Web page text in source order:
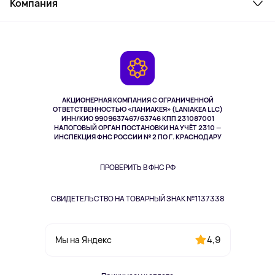
АКЦИОНЕРНАЯ КОМПАНИЯ С ОГРАНИЧЕННОЙ
ОТВЕТСТВЕННОСТЬЮ «ЛАНИАКЕЯ» (LANIAKEA LLC)
ИНН/КИО 9909637467/63746 КПП 231087001
НАЛОГОВЫЙ ОРГАН ПОСТАНОВКИ НА УЧЁТ 2310 —
ИНСПЕКЦИЯ ФНС РОССИИ № 2 ПО Г. КРАСНОДАРУ
ПРОВЕРИТЬ В ФНС РФ
СВИДЕТЕЛЬСТВО НА ТОВАРНЫЙ ЗНАК №1137338
Мы на Яндекс 4,9
Здоровье питомцев
Одежда и аксессуары
Как заказать
Компания